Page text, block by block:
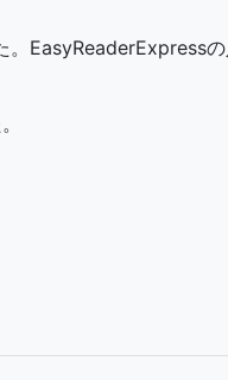
EasyReaderExpressの